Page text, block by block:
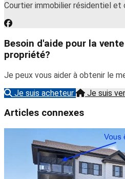
Courtier immobilier résidentiel et
Besoin d'aide pour la
propriété?
Je peux vous aider à obtenir le
Je suis acheteur
Je suis
Articles connexes